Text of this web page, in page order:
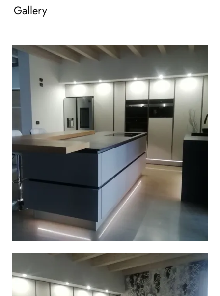
Gallery